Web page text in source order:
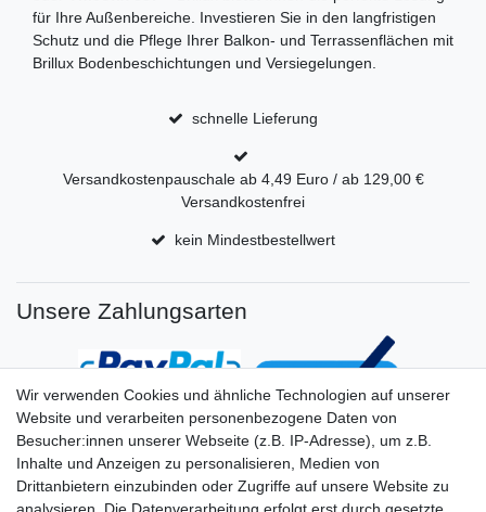
für Ihre Außenbereiche. Investieren Sie in den langfristigen
Schutz und die Pflege Ihrer Balkon- und Terrassenflächen mit
Brillux Bodenbeschichtungen und Versiegelungen.
schnelle Lieferung
Versandkostenpauschale ab 4,49 Euro / ab 129,00 €
Versandkostenfrei
kein Mindestbestellwert
Unsere Zahlungsarten
Wir verwenden Cookies und ähnliche Technologien auf unserer
Website und verarbeiten personenbezogene Daten von
Besucher:innen unserer Webseite (z.B. IP-Adresse), um z.B.
Inhalte und Anzeigen zu personalisieren, Medien von
Drittanbietern einzubinden oder Zugriffe auf unsere Website zu